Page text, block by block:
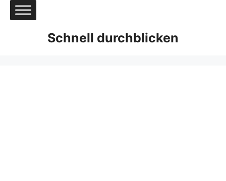
Zum
Inhalt
Schnell durchblicken